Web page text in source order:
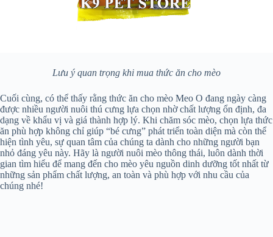
Lưu ý quan trọng khi mua thức ăn cho mèo
Cuối cùng, có thể thấy rằng thức ăn cho mèo Meo O đang ngày càng
được nhiều người nuôi thú cưng lựa chọn nhờ chất lượng ổn định, đa
dạng về khẩu vị và giá thành hợp lý. Khi chăm sóc mèo, chọn lựa thức
ăn phù hợp không chỉ giúp “bé cưng” phát triển toàn diện mà còn thể
hiện tình yêu, sự quan tâm của chúng ta dành cho những người bạn
nhỏ đáng yêu này. Hãy là người nuôi mèo thông thái, luôn dành thời
gian tìm hiểu để mang đến cho mèo yêu nguồn dinh dưỡng tốt nhất từ
những sản phẩm chất lượng, an toàn và phù hợp với nhu cầu của
chúng nhé!